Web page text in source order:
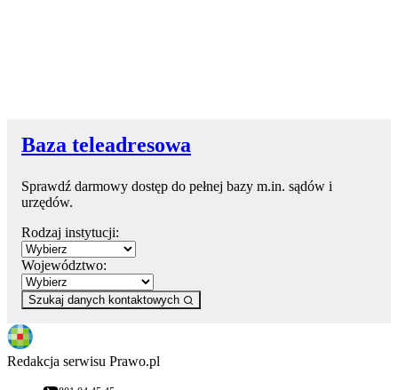
Baza teleadresowa
Sprawdź darmowy dostęp do pełnej bazy m.in. sądów i
urzędów.
Rodzaj instytucji:
Województwo:
Szukaj danych kontaktowych
Redakcja serwisu Prawo.pl